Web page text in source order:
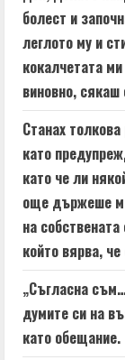
болест и
леглото му и
кокалчетата
виновно, сякаш
Станах
като
като че ли
още държеше
на
който вярва,
„Съгласна
думите си на
като обещание.